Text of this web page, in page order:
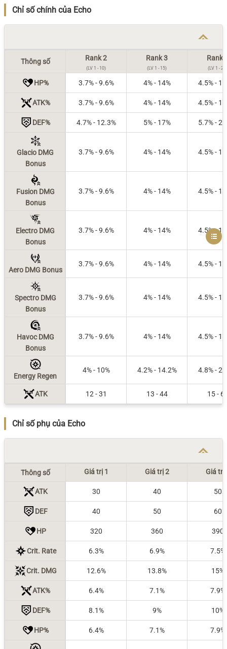
Chỉ số chính của Echo
Thông số Rank 2
(LV 1 - 10)
Rank 3
(LV 1 - 15)
Rank
(LV 1 - 20)
HP% 3.7% - 9.6% 4% - 14% 4.5% -
ATK% 3.7% - 9.6% 4% - 14% 4.5% -
DEF% 4.7% - 12.3% 5% - 17% 5.7% -
Glacio DMG
Bonus
3.7% - 9.6% 4% - 14% 4.5% -
Fusion DMG
Bonus
3.7% - 9.6% 4% - 14% 4.5% -
Electro DMG
Bonus
3.7% - 9.6% 4% - 14% 4.5% -
Aero DMG Bonus
3.7% - 9.6% 4% - 14% 4.5% -
Spectro DMG
Bonus
3.7% - 9.6% 4% - 14% 4.5% -
Havoc DMG
Bonus
3.7% - 9.6% 4% - 14% 4.5% -
Energy Regen
4% - 10% 4.2% - 14.2% 4.8% -
ATK 12 - 31 13 - 44 15 -
Chỉ số phụ của Echo
Thông số Giá trị 1 Giá trị 2 Giá trị
ATK 30 40 50
DEF 40 50 60
HP 320 360 390
Crit. Rate 6.3% 6.9% 7.5%
Crit. DMG 12.6% 13.8% 15%
ATK% 6.4% 7.1% 7.9%
DEF% 8.1% 9% 10%
HP% 6.4% 7.1% 7.9%